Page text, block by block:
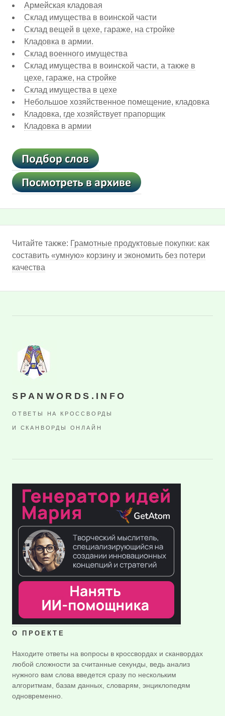
Армейская кладовая
Склад имущества в воинской части
Склад вещей в цехе, гараже, на стройке
Кладовка в армии.
Склад военного имущества
Склад имущества в воинской части, а также в
цехе, гараже, на стройке
Склад имущества в цехе
Небольшое хозяйственное помещение, кладовка
Кладовка, где хозяйствует прапорщик
Кладовка в армии
Читайте также: Грамотные продуктовые покупки: как
составить «умную» корзину и экономить без потери
качества
SPANWORDS.INFO
ОТВЕТЫ НА КРОССВОРДЫ
И СКАНВОРДЫ ОНЛАЙН
О ПРОЕКТЕ
Находите ответы на вопросы в кроссвордах и сканвордах
любой сложности за считанные секунды, ведь анализ
нужного вам слова введется сразу по нескольким
алгоритмам, базам данных, словарям, энциклопедям
одновременно.